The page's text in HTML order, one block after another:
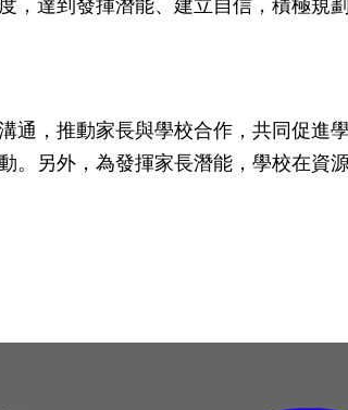
，達到發揮潛能、建立自信，積極規
通，推動家長與學校合作，共同促進
。另外，為發揮家長潛能，學校在資